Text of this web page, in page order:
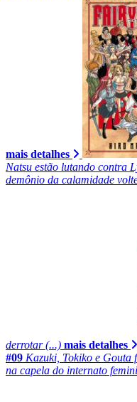
mais detalhes
Natsu estão lutando contra
demônio da calamidade
derrotar (...) mais detalhes
#09 Kazuki, Tokiko e Gouta
na capela do internato